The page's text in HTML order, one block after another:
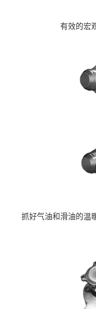
有效的宏
抓好气油和滑油的温